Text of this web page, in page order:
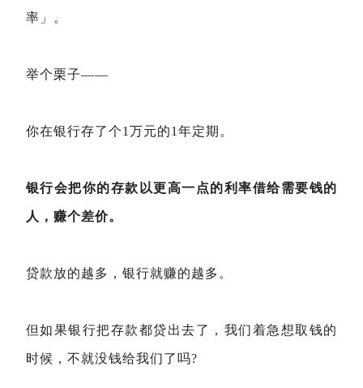
率」。
举个栗子——
你在银行存了个1万元的1年定期。
银行会把你的存款以更高一点的利率借给需要钱的
人，赚个差价。
贷款放的越多，银行就赚的越多。
但如果银行把存款都贷出去了，我们着急想取钱的
时候，不就没钱给我们了吗?